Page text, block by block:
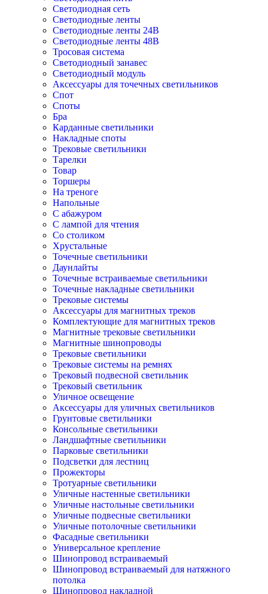
Светодиодная сеть
Светодиодные ленты
Светодиодные ленты 24В
Светодиодные ленты 48В
Тросовая система
Светодиодный занавес
Светодиодный модуль
Аксессуары для точечных светильников
Спот
Споты
Бра
Карданные светильники
Накладные споты
Трековые светильники
Тарелки
Товар
Торшеры
На треноге
Напольные
С абажуром
С лампой для чтения
Со столиком
Хрустальные
Точечные светильники
Даунлайты
Точечные встраиваемые светильники
Точечные накладные светильники
Трековые системы
Аксессуары для магнитных треков
Комплектующие для магнитных треков
Магнитные трековые светильники
Магнитные шинопроводы
Трековые светильники
Трековые системы на ремнях
Трековый подвесной светильник
Трековый светильник
Уличное освещение
Аксессуары для уличных светильников
Грунтовые светильники
Консольные светильники
Ландшафтные светильники
Парковые светильники
Подсветки для лестниц
Прожекторы
Тротуарные светильники
Уличные настенные светильники
Уличные настольные светильники
Уличные подвесные светильники
Уличные потолочные светильники
Фасадные светильники
Универсальное крепление
Шинопровод встраиваемый
Шинопровод встраиваемый для натяжного
потолка
Шинопровод накладной